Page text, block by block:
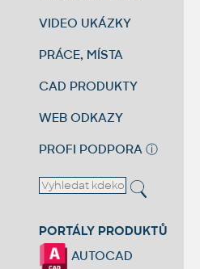
VIDEO UKÁZKY
PRÁCE, MÍSTA
CAD PRODUKTY
WEB ODKAZY
PROFI PODPORA ⓘ
PORTÁLY PRODUKTŮ
AUTOCAD